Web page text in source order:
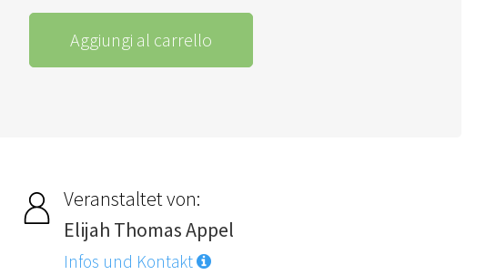
Aggiungi al carrello
Veranstaltet von:
Elijah Thomas Appel
Infos und Kontakt